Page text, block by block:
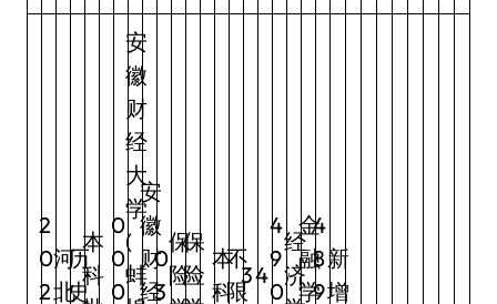
2
0
2
河
北
历
史
本
科
0
0
0
安
徽
财
经
大
学
(
蚌
安
徽
财
经
0
3
保
险
保
险
本
科
不
限
34
4
9
0
经
济
金
融
学
4
8
9
新
增